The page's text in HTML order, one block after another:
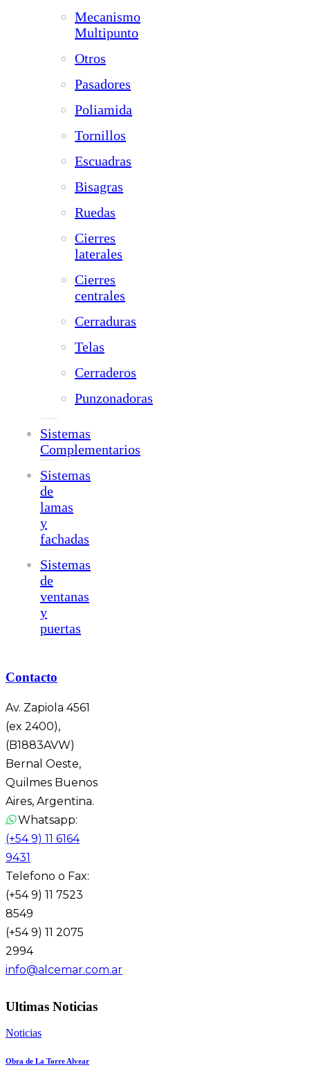
Mecanismo
Multipunto
Otros
Pasadores
Poliamida
Tornillos
Escuadras
Bisagras
Ruedas
Cierres
laterales
Cierres
centrales
Cerraduras
Telas
Cerraderos
Punzonadoras
Sistemas
Complementarios
Sistemas
de
lamas
y
fachadas
Sistemas
de
ventanas
y
puertas
Contacto
Av. Zapiola 4561
(ex 2400),
(B1883AVW)
Bernal Oeste,
Quilmes Buenos
Aires, Argentina.
Whatsapp:
(+54 9) 11 6164
9431
Telefono o Fax:
(+54 9) 11 7523
8549
(+54 9) 11 2075
2994
info@alcemar.com.ar
Ultimas Noticias
Noticias
Obra de La Torre Alvear